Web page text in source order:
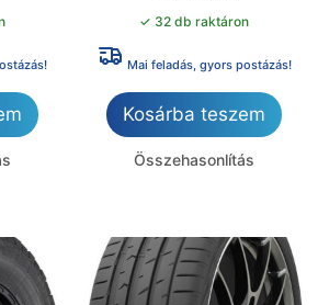
✓ 32 db raktáron
Mai feladás, gyors postázás!
Kosárba teszem
Összehasonlítás